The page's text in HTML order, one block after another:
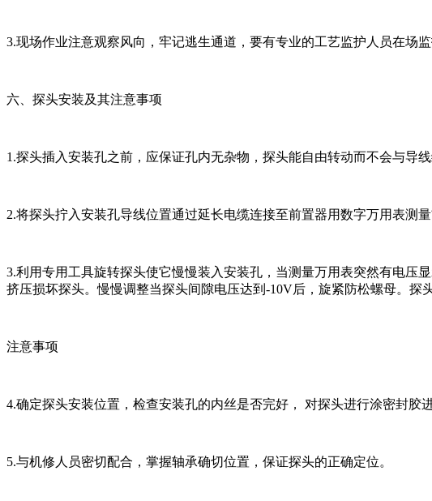
3.现场作业注意观察风向，牢记逃生通道，要有专业的工艺监护人员在场监
六、探头安装及其注意事项
1.探头插入安装孔之前，应保证孔内无杂物，探头能自由转动而不会与导线
2.将探头拧入安装孔导线位置通过延长电缆连接至前置器用数字万用表测
3.利用专用工具旋转探头使它慢慢装入安装孔，当测量万用表突然有电压
挤压损坏探头。慢慢调整当探头间隙电压达到-10V后，旋紧防松螺母。探
注意事项
4.确定探头安装位置，检查安装孔的内丝是否完好， 对探头进行涂密封胶
5.与机修人员密切配合，掌握轴承确切位置，保证探头的正确定位。